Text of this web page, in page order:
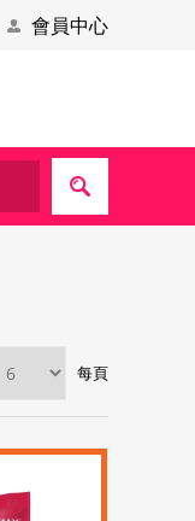
會員中心
每頁